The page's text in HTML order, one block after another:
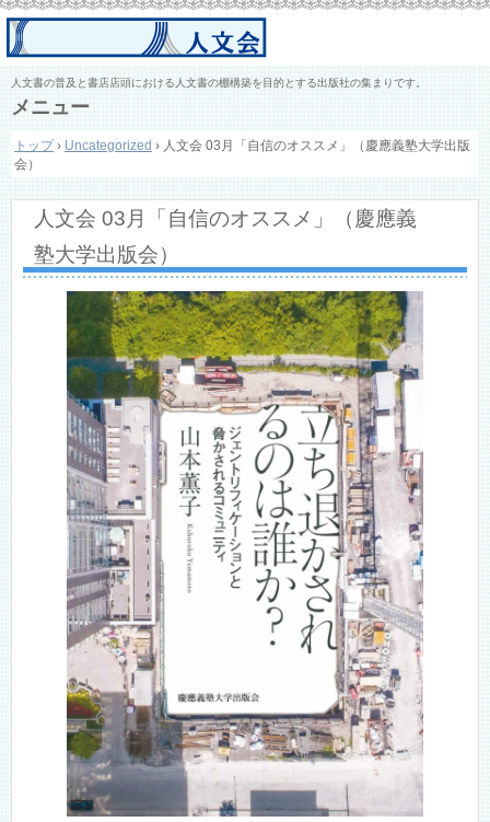
人文書の普及と書店店頭における人文書の棚構築を目的とする出版社の集まりです。
メニュー
ン
テ
ツ
ッ
トップ › Uncategorized › 人文会 03月「自信のオススメ」（慶應義塾大学出版
会）
人文会 03月「自信のオススメ」（慶應義
塾大学出版会）